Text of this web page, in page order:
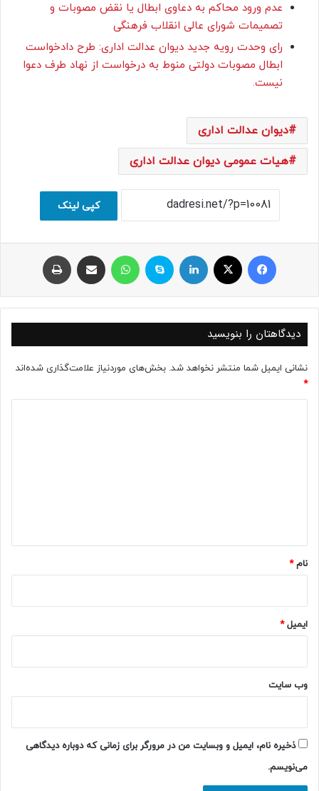
عدم ورود محاکم به دعاوی ابطال یا نقض مصوبات و
تصمیمات شورای عالی انقلاب فرهنگی
رای وحدت رویه جدید دیوان عدالت اداری: طرح دادخواست
ابطال مصوبات دولتی منوط به درخواست از نهاد طرف دعوا
نیست.
دیوان عدالت اداری
هیات عمومی دیوان عدالت اداری
کپی لینک
فیسبوک ایکس لینکداین اسکایپ واتس آپ اشتراک با ایمیل
دیدگاهتان را بنویسید
نشانی ایمیل شما منتشر نخواهد شد. بخش‌های موردنیاز علامت‌گذاری شده‌اند
*
نام*
ایمیل*
وب‌ سایت
ذخیره نام، ایمیل و وبسایت من در مرورگر برای زمانی که دوباره دیدگاهی
می‌نویسم.